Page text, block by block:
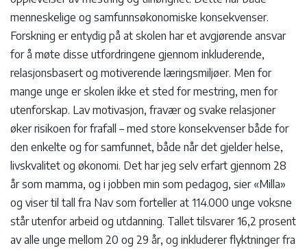
menneskelige og samfunnsøkonomiske konsekvenser.
Forskning er entydig på at skolen har et avgjørende ansvar
for å møte disse utfordringene gjennom inkluderende,
relasjonsbasert og motiverende læringsmiljøer. Men for
mange unge er skolen ikke et sted for mestring, men for
utenforskap. Lav motivasjon, fravær og svake relasjoner
øker risikoen for frafall – med store konsekvenser både for
den enkelte og for samfunnet, både når det gjelder helse,
livskvalitet og økonomi. Det har jeg selv erfart gjennom 28
år som mamma, og i jobben min som pedagog, sier «Milla»
og viser til tall fra Nav som forteller at 114.000 unge voksne
står utenfor arbeid og utdanning. Tallet tilsvarer 16,2 prosent
av alle unge mellom 20 og 29 år, og inkluderer flyktninger fra